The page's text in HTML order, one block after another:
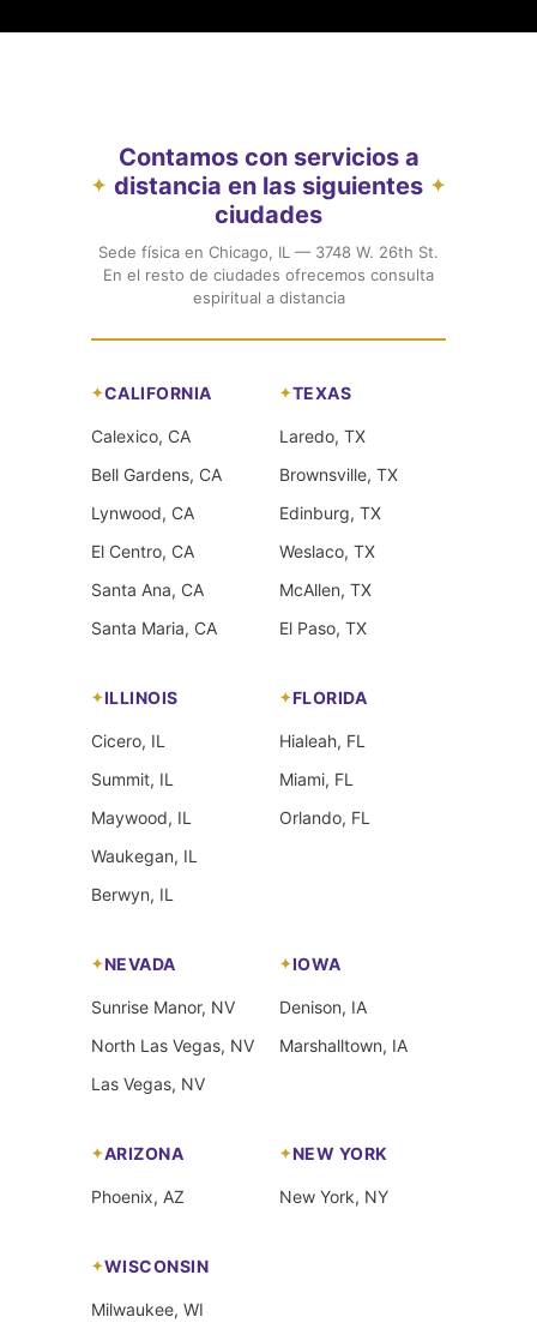
✦
Contamos con servicios a
distancia en las siguientes
ciudades
✦
Sede física en Chicago, IL — 3748 W. 26th St.
En el resto de ciudades ofrecemos consulta
espiritual a distancia
CALIFORNIA
Calexico, CA
Bell Gardens, CA
Lynwood, CA
El Centro, CA
Santa Ana, CA
Santa Maria, CA
TEXAS
Laredo, TX
Brownsville, TX
Edinburg, TX
Weslaco, TX
McAllen, TX
El Paso, TX
ILLINOIS
Cicero, IL
Summit, IL
Maywood, IL
Waukegan, IL
Berwyn, IL
FLORIDA
Hialeah, FL
Miami, FL
Orlando, FL
NEVADA
Sunrise Manor, NV
North Las Vegas, NV
Las Vegas, NV
IOWA
Denison, IA
Marshalltown, IA
ARIZONA
Phoenix, AZ
NEW YORK
New York, NY
WISCONSIN
Milwaukee, WI